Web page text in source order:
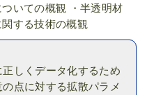
いての概観 ・半透明材
する技術の概観
しくデータ化するため
点に対する拡散パラメ